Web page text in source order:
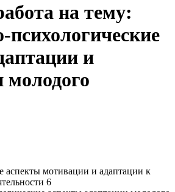
на тему:
и
аспекты мотивации и адаптации к
6